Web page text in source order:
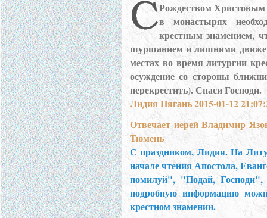
Рождеством
в монастырях
крестным знамением,
шуршанием и лишними
местах во время литургии
осуждение со стороны
перекрестить). Спаси Господи.
Лидия Нягань 2015-01-12
Отвечает иерей Владимир
Тюмень
С праздником, Лидия. На
начале чтения Апостола,
помилуй", "Подай, Господи",
подробную информацию
крестном знамении.